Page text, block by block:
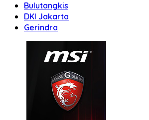
Bulutangkis
DKI Jakarta
Gerindra